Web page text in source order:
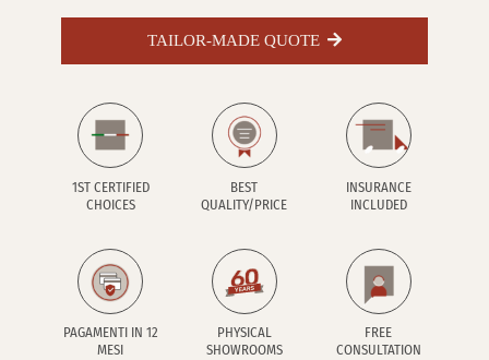
TAILOR-MADE QUOTE
1ST CERTIFIED
CHOICES
BEST
QUALITY/PRICE
INSURANCE
INCLUDED
PAGAMENTI IN 12
MESI
PHYSICAL
SHOWROOMS
FREE
CONSULTATION